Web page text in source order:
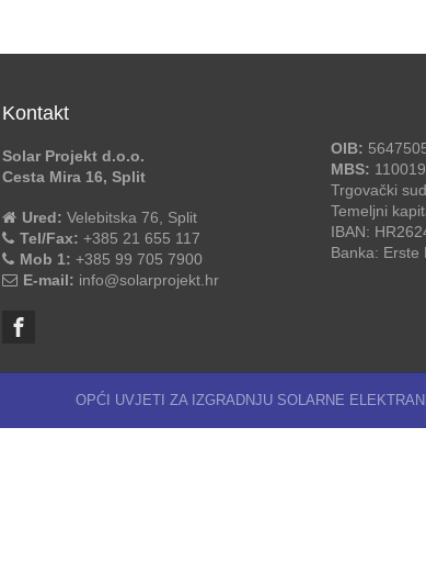
Kontakt
Solar Projekt d.o.o.
Cesta Mira 16, Split
Ured: Velebitska 76, Split
Tel/Fax: +385 21 655 117
Mob 1: +385 99 705 7900
E-mail: info@solarprojekt.hr
OIB:
MBS:
Trgovački
Temeljni
IBAN:
Banka: Erste
OPĆI UVJETI ZA IZGRADNJU SOLARNE